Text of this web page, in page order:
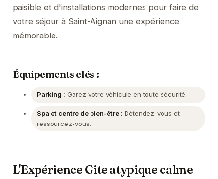
paisible et d'installations modernes pour faire de
votre séjour à Saint-Aignan une expérience
mémorable.
Équipements clés :
Parking : Garez votre véhicule en toute sécurité.
Spa et centre de bien-être : Détendez-vous et
ressourcez-vous.
L'Expérience Gite atypique calme